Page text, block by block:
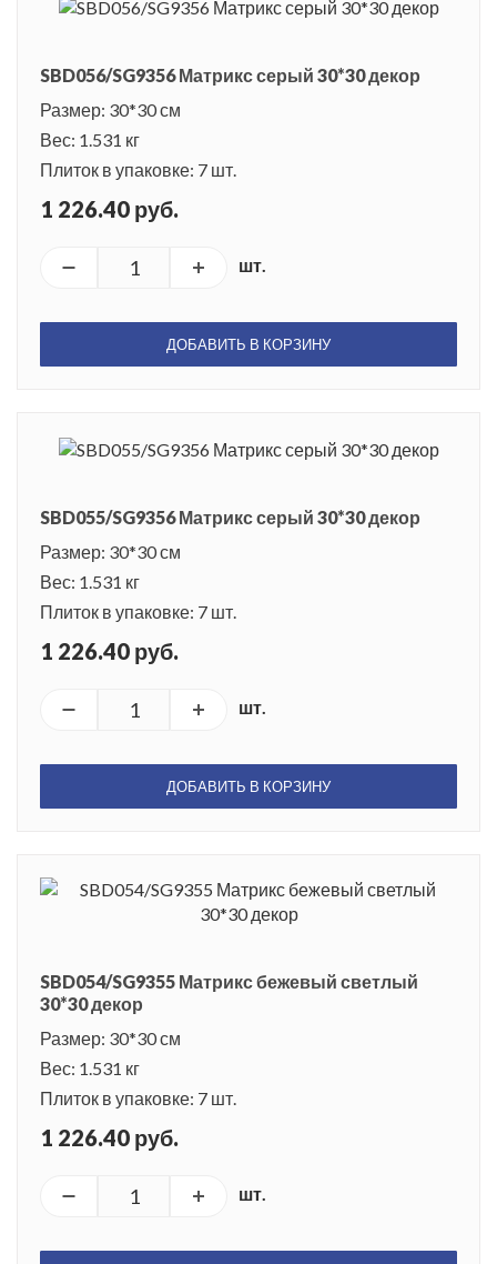
SBD056/SG9356 Матрикс серый 30*30 декор
Размер: 30*30 см
Вес: 1.531 кг
Плиток в упаковке: 7 шт.
1 226.40 руб.
шт.
ДОБАВИТЬ В КОРЗИНУ
SBD055/SG9356 Матрикс серый 30*30 декор
Размер: 30*30 см
Вес: 1.531 кг
Плиток в упаковке: 7 шт.
1 226.40 руб.
шт.
ДОБАВИТЬ В КОРЗИНУ
SBD054/SG9355 Матрикс бежевый светлый
30*30 декор
Размер: 30*30 см
Вес: 1.531 кг
Плиток в упаковке: 7 шт.
1 226.40 руб.
шт.